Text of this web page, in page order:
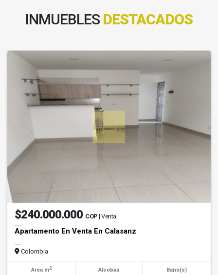
INMUEBLES DESTACADOS
$240.000.000 COP | Venta
Apartamento En Venta En Calasanz
Colombia
Área m2 Alcobas Baño(s)